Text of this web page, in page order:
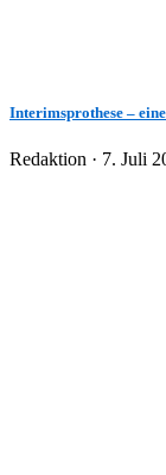
Interimsprothese –
Redaktion · 7. Juli